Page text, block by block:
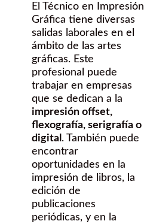
El Técnico en Impresión
Gráfica tiene diversas
salidas laborales en el
ámbito de las artes
gráficas. Este
profesional puede
trabajar en empresas
que se dedican a la
impresión offset,
flexografía, serigrafía o
digital . También puede
encontrar
oportunidades en la
impresión de libros, la
edición de
publicaciones
periódicas, y en la